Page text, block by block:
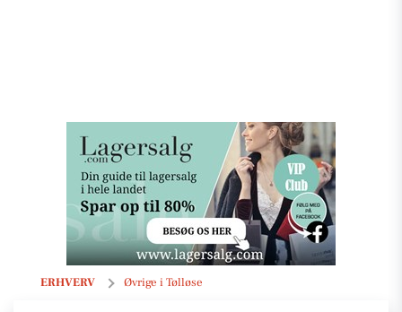
ERHVERV Øvrige i Tølløse
Aeroview